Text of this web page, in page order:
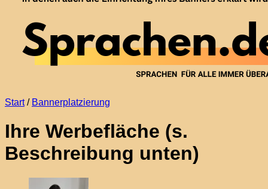
Start / Bannerplatzierung
Ihre Werbefläche (s.
Beschreibung unten)